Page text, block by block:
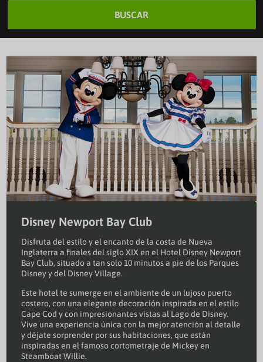
BUSCAR
Disney Newport Bay Club
Disfruta del estilo y el encanto de la costa de Nueva
Inglaterra a finales del siglo XIX en el Hotel Disney Newport
Bay Club, situado a tan solo 10 minutos a pie de los Parques
Disney y del Disney Village.
Este hotel te sumerge en el ambiente de un lujoso puerto
costero, con una elegante decoración inspirada en el estilo
Cape Cod y con impresionantes vistas al Lago de Disney.
Vive una experiencia única con la mejor atención al detalle
y déjate sorprender por sus habitaciones, que están
inspiradas en el famoso cortometraje de Mickey en
Steamboat Willie.